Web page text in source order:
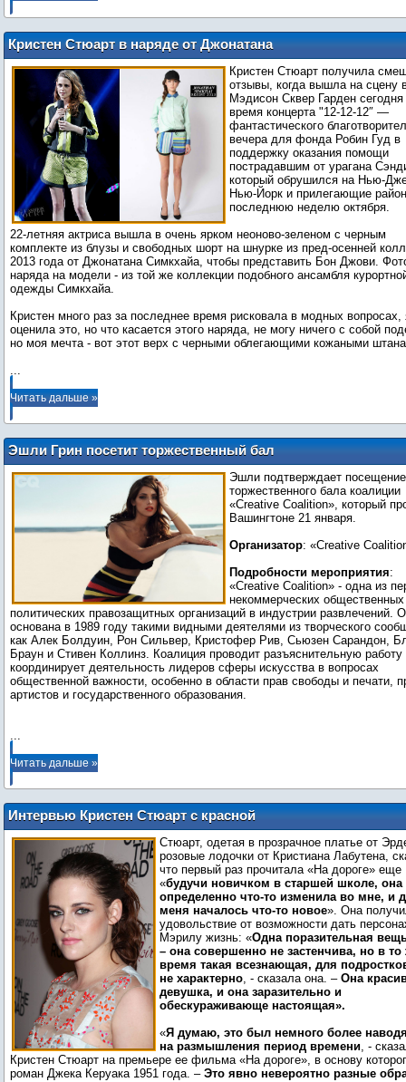
Кристен Стюарт в наряде от Джонатана
Симкхаи на концерте “12-12-12″
Кристен Стюарт получила
отзывы, когда вышла на сцену
Мэдисон Сквер Гарден сегодня
время концерта "12-12-12″ —
фантастического
вечера для фонда Робин Гуд в
поддержку оказания помощи
пострадавшим от урагана
который обрушился на Нью-
Нью-Йорк и прилегающие
последнюю неделю октября.
22-летняя актриса вышла в очень ярком неоново-зеленом с черным
комплекте из блузы и свободных шорт на шнурке из пред-осенней
2013 года от Джонатана Симкхайа, чтобы представить Бон Джови.
наряда на модели - из той же коллекции подобного ансамбля
одежды Симкхайа.
Кристен много раз за последнее время рисковала в модных вопросах,
оценила это, но что касается этого наряда, не могу ничего с собой
...
Читать дальше »
Эшли Грин посетит торжественный бал
коалиции «Creative Coalition» (21 января
2013 года)
Эшли подтверждает посещение
торжественного бала коалиции
«Creative Coalition», который
Вашингтоне 21 января.
Организатор: «Creative
Подробности мероприятия:
«Creative Coalition» - одна из
некоммерческих
политических правозащитных организаций в индустрии развлечений.
основана в 1989 году такими видными деятелями из творческого
как Алек Болдуин, Рон Сильвер, Кристофер Рив, Сьюзен Сарандон,
Браун и Стивен Коллинз. Коалиция проводит разъяснительную работу
координирует деятельность лидеров сферы искусства в вопросах
общественной важности, особенно в области прав свободы и печати,
артистов и государственного образования.
...
Читать дальше »
Интервью Кристен Стюарт с красной
дорожки нью-йоркской премьеры «На
дороге»
Стюарт, одетая в прозрачное платье от
розовые лодочки от Кристиана Лабутена,
что первый раз прочитала «На дороге» еще
«будучи новичком в старшей школе, она
определенно что-то изменила во мне, и
меня началось что-то новое». Она
удовольствие от возможности дать
Мэрилу жизнь: «Одна поразительная
– она совершенно не застенчива, но в то
время такая всезнающая, для
не характерно, - сказала она. –Она
девушка, и она заразительно и
обескураживающе настоящая».
«Я думаю, это был немного более
на размышления период времени, -
Кристен Стюарт на премьере ее фильма «На дороге», в основу
роман Джека Керуака 1951 года. – Это явно невероятно разные